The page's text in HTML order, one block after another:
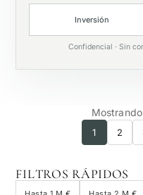
Exclusivas
Piscina privada
Inversión
Confidencial · Sin
1 2
FILTROS RÁPIDOS